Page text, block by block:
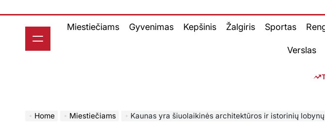
Miestiečiams Gyvenimas Kepšinis Žalgiris Sportas
Verslas
Home Miestiečiams Kaunas yra šiuolaikinės architektūros ir istorinių lobynų jungtis